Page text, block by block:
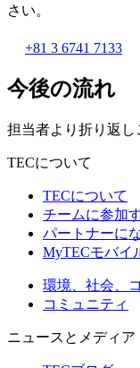
さい。
+81 3 6741 7133
今後の流れ
担当者より折り返し
TECについて
TECについて
チームに参加
パートナーに
MyTECモバイ
環境、社会、
コミュニティ
ニュースとメディア